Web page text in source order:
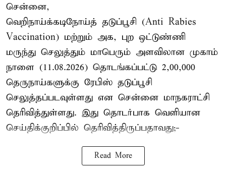
சென்னை,
வெறிநாய்க்கடிநோய்த் தடுப்பூசி (Anti Rabies
Vaccination) மற்றும் அக, புற ஒட்டுண்ணி
மருந்து செலுத்தும் மாபெரும் அளவிலான முகாம்
நாளை (11.08.2026) தொடங்கப்பட்டு 2,00,000
தெருநாய்களுக்கு ரேபிஸ் தடுப்பூசி
செலுத்தப்படவுள்ளது என சென்னை மாநகராட்சி
தெரிவித்துள்ளது. இது தொடர்பாக வெளியான
செய்திக்குறிப்பில் தெரிவித்திருப்பதாவது;-
Read More